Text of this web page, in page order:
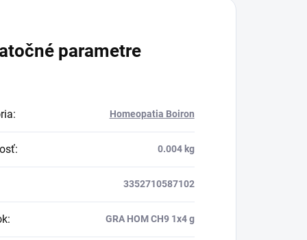
parametre
: Homeopatia Boiron
: 0.004 kg
3352710587102
: GRA HOM CH9 1x4 g